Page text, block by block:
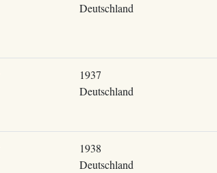
Deutschland
1937
Deutschland
1938
Deutschland